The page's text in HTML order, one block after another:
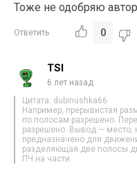
Тоже не одобряю
Ответить 0
TSI
6 лет назад
Цитата: dubinushka66
Например, прерывистая
по полосам разрешено.
разрешено. Вывод — место,
предназначено для
разделяющая две полосы
ПЧ на части.